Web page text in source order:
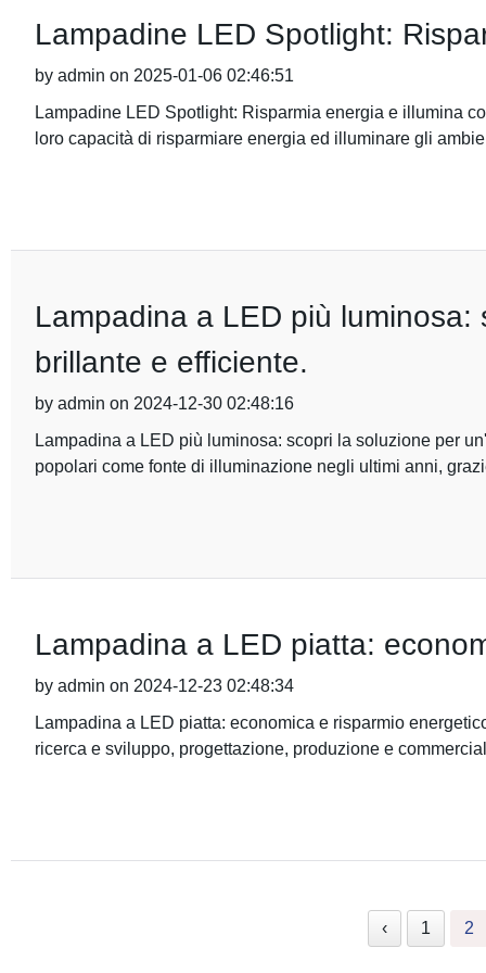
Lampadine LED Spotlight:
by admin on 2025-01-06 02:46:51
Lampadine LED Spotlight: Risparmia energia e illumina
loro capacità di risparmiare energia ed illuminare gli
Lampadina a LED più
brillante e efficiente.
by admin on 2024-12-30 02:48:16
Lampadina a LED più luminosa: scopri la soluzione per
popolari come fonte di illuminazione negli ultimi anni,
Lampadina a LED piatta:
by admin on 2024-12-23 02:48:34
Lampadina a LED piatta: economica e risparmio
ricerca e sviluppo, progettazione, produzione e
‹ 1 2